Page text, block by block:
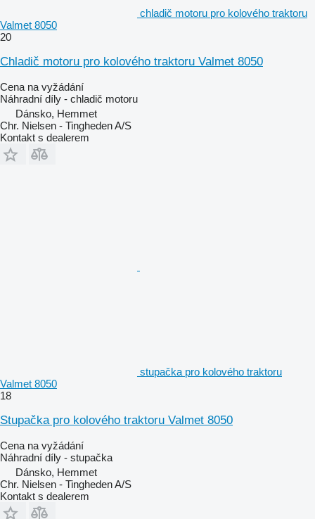
chladič motoru pro kolového traktoru
Valmet 8050
20
Chladič motoru pro kolového traktoru Valmet 8050
Cena na vyžádání
Náhradní díly - chladič motoru
Dánsko, Hemmet
Chr. Nielsen - Tingheden A/S
Kontakt s dealerem
stupačka pro kolového traktoru
Valmet 8050
18
Stupačka pro kolového traktoru Valmet 8050
Cena na vyžádání
Náhradní díly - stupačka
Dánsko, Hemmet
Chr. Nielsen - Tingheden A/S
Kontakt s dealerem